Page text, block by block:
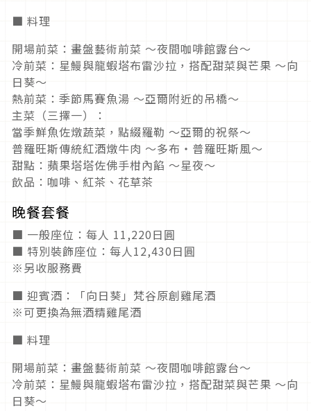
■ 料理
開場前菜：畫盤藝術前菜 ～夜間咖啡館露台～
冷前菜：星鰻與龍蝦塔布雷沙拉，搭配甜菜與芒果 ～向
日葵～
熱前菜：季節馬賽魚湯 ～亞爾附近的吊橋～
主菜（三擇一）：
當季鮮魚佐燉蔬菜，點綴羅勒 ～亞爾的祝祭～
普羅旺斯傳統紅酒燉牛肉 ～多布・普羅旺斯風～
甜點：蘋果塔塔佐佛手柑內餡 ～星夜～
飲品：咖啡、紅茶、花草茶
晚餐套餐
■ 一般座位：每人 11,220日圓
■ 特別裝飾座位：每人12,430日圓
※另收服務費
■ 迎賓酒：「向日葵」梵谷原創雞尾酒
※可更換為無酒精雞尾酒
■ 料理
開場前菜：畫盤藝術前菜 ～夜間咖啡館露台～
冷前菜：星鰻與龍蝦塔布雷沙拉，搭配甜菜與芒果 ～向
日葵～